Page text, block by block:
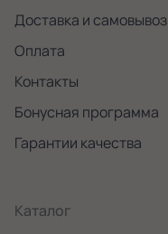
Доставка и самовывоз
Оплата
Контакты
Бонусная программа
Гарантии качества
Каталог